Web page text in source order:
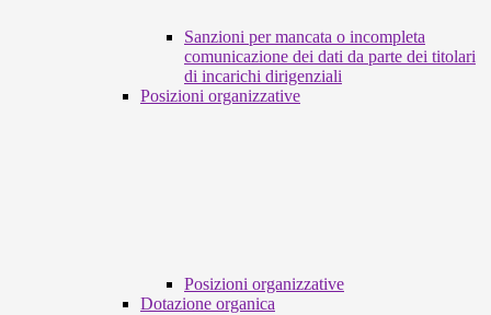
Sanzioni per mancata o incompleta
comunicazione dei dati da parte dei titolari
di incarichi dirigenziali
Posizioni organizzative
Posizioni organizzative
Dotazione organica